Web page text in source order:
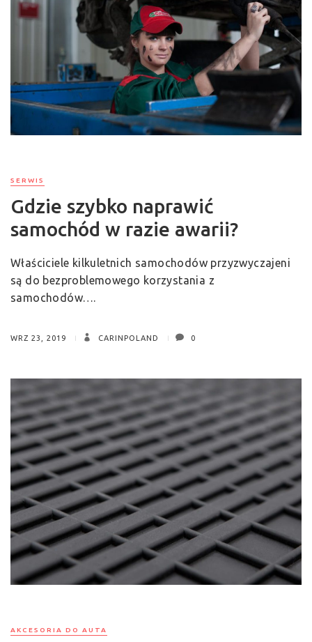
SERWIS
Gdzie szybko naprawić
samochód w razie awarii?
Właściciele kilkuletnich samochodów przyzwyczajeni
są do bezproblemowego korzystania z
samochodów….
WRZ 23, 2019 CARINPOLAND 0
AKCESORIA DO AUTA